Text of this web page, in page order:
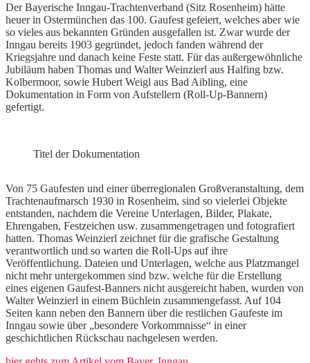
Der Bayerische Inngau-Trachtenverband (Sitz Rosenheim) hätte
heuer in Ostermünchen das 100. Gaufest gefeiert, welches aber wie
so vieles aus bekannten Gründen ausgefallen ist. Zwar wurde der
Inngau bereits 1903 gegründet, jedoch fanden während der
Kriegsjahre und danach keine Feste statt. Für das außergewöhnliche
Jubiläum haben Thomas und Walter Weinzierl aus Halfing bzw.
Kolbermoor, sowie Hubert Weigl aus Bad Aibling, eine
Dokumentation in Form von Aufstellern (Roll-Up-Bannern)
gefertigt.
Titel der Dokumentation
Von 75 Gaufesten und einer überregionalen Großveranstaltung, dem
Trachtenaufmarsch 1930 in Rosenheim, sind so vielerlei Objekte
entstanden, nachdem die Vereine Unterlagen, Bilder, Plakate,
Ehrengaben, Festzeichen usw. zusammengetragen und fotografiert
hatten. Thomas Weinzierl zeichnet für die grafische Gestaltung
verantwortlich und so warten die Roll-Ups auf ihre
Veröffentlichung. Dateien und Unterlagen, welche aus Platzmangel
nicht mehr untergekommen sind bzw. welche für die Erstellung
eines eigenen Gaufest-Banners nicht ausgereicht haben, wurden von
Walter Weinzierl in einem Büchlein zusammengefasst. Auf 104
Seiten kann neben den Bannern über die restlichen Gaufeste im
Inngau sowie über „besondere Vorkommnisse“ in einer
geschichtlichen Rückschau nachgelesen werden.